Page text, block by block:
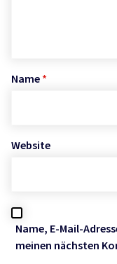
Name *
Website
Name, E-Mail-
meinen nächsten